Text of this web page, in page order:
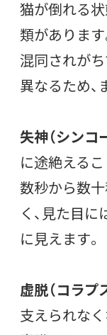
猫が倒れる
類があります
混同されが
異なるため、
失神（シンコ
に途絶える
数秒から数
く、見た目に
に見えます。
虚脱（コラプ
支えられな